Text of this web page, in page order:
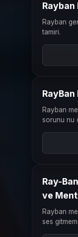
Rayban
Rayban
tamiri.
Rayban
sorunu nu
Ray-
ve
Rayban
ses